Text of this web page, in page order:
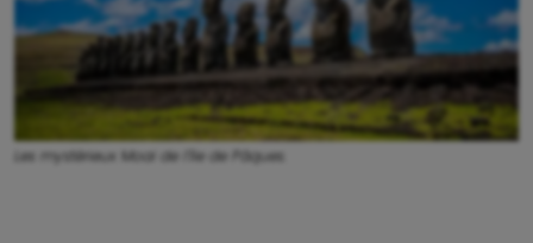
Les mystérieux Moaï de l’île de Pâques.